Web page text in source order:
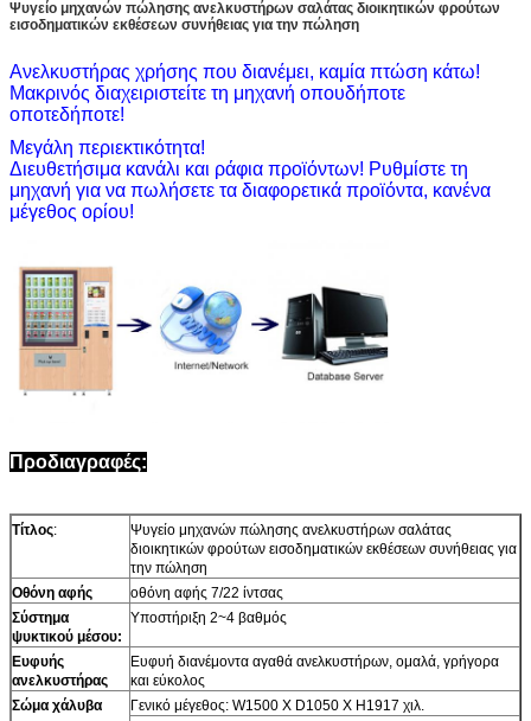
Ψυγείο μηχανών πώλησης ανελκυστήρων σαλάτας διοικητικών φρούτων
εισοδηματικών εκθέσεων συνήθειας για την πώληση
Ανελκυστήρας χρήσης που διανέμει, καμία πτώση κάτω!
Μακρινός διαχειριστείτε τη μηχανή οπουδήποτε
οποτεδήποτε!
Μεγάλη περιεκτικότητα!
Διευθετήσιμα κανάλι και ράφια προϊόντων! Ρυθμίστε τη
μηχανή για να πωλήσετε τα διαφορετικά προϊόντα, κανένα
μέγεθος ορίου!
Προδιαγραφές:
Τίτλος:
Ψυγείο μηχανών πώλησης ανελκυστήρων σαλάτας
διοικητικών φρούτων εισοδηματικών εκθέσεων συνήθειας για
την πώληση
Οθόνη αφής
οθόνη αφής 7/22 ίντσας
Σύστημα
ψυκτικού μέσου:
Υποστήριξη 2~4 βαθμός
Ευφυής
ανελκυστήρας
Ευφυή διανέμοντα αγαθά ανελκυστήρων, ομαλά, γρήγορα
και εύκολος
Σώμα χάλυβα
Γενικό μέγεθος: W1500 Χ D1050 Χ H1917 χιλ.